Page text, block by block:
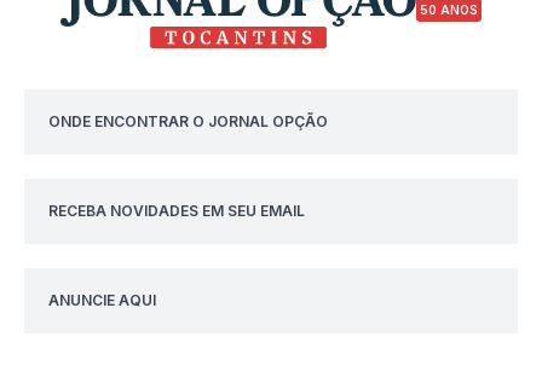
50 ANOS
ONDE ENCONTRAR O JORNAL OPÇÃO
RECEBA NOVIDADES EM SEU EMAIL
ANUNCIE AQUI